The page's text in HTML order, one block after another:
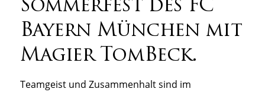
Sommerfest des FC
Bayern München mit
Magier TomBeck.
Teamgeist und Zusammenhalt sind im